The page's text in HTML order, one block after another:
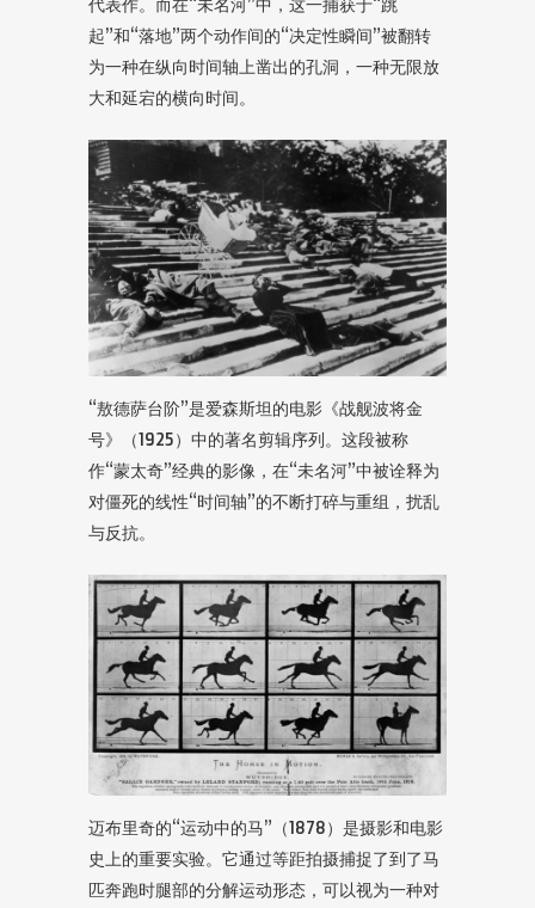
代表作。而在“未名河”中，这一捕获于“跳
起”和“落地”两个动作间的“决定性瞬间”被翻转
为一种在纵向时间轴上凿出的孔洞，一种无限放
大和延宕的横向时间。
“敖德萨台阶”是爱森斯坦的电影《战舰波将金
号》（1925）中的著名剪辑序列。这段被称
作“蒙太奇”经典的影像，在“未名河”中被诠释为
对僵死的线性“时间轴”的不断打碎与重组，扰乱
与反抗。
迈布里奇的“运动中的马”（1878）是摄影和电影
史上的重要实验。它通过等距拍摄捕捉了到了马
匹奔跑时腿部的分解运动形态，可以视为一种对